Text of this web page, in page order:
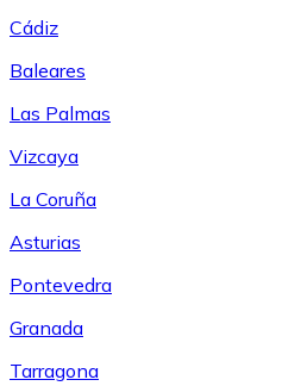
Cádiz
Baleares
Las Palmas
Vizcaya
La Coruña
Asturias
Pontevedra
Granada
Tarragona